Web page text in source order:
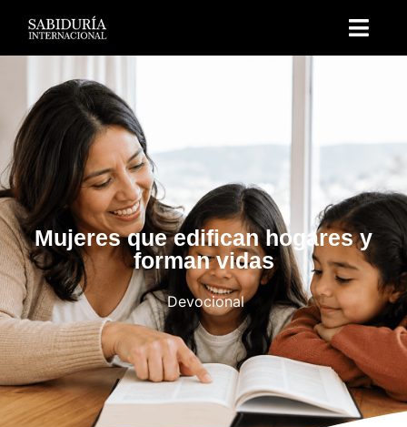
Mujeres que edifican hogares y
forman vidas
Devocional